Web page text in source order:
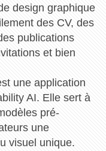
design graphique
des CV, des
publications
et bien
une application
AI. Elle sert à
pré-
une
visuel unique.